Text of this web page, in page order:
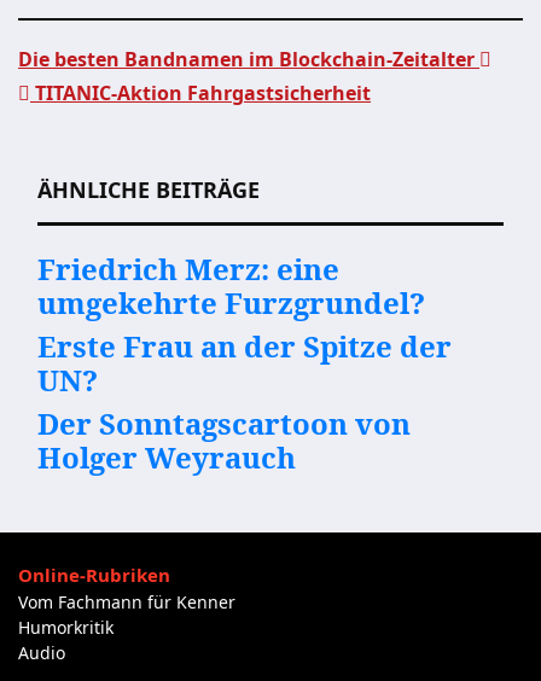
Die besten Bandnamen im Blockchain-Zeitalter
TITANIC-Aktion Fahrgastsicherheit
ÄHNLICHE BEITRÄGE
Friedrich Merz: eine
umgekehrte Furzgrundel?
Erste Frau an der Spitze der
UN?
Der Sonntagscartoon von
Holger Weyrauch
Online-Rubriken
Vom Fachmann für Kenner
Humorkritik
Audio